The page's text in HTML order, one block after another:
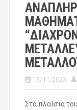
13/11/2023
Στα πλαίσια